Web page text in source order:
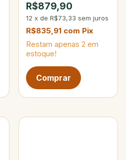
R$879,90
12 x de R$73,33 sem juros
R$835,91 com Pix
Restam apenas 2 em
estoque!